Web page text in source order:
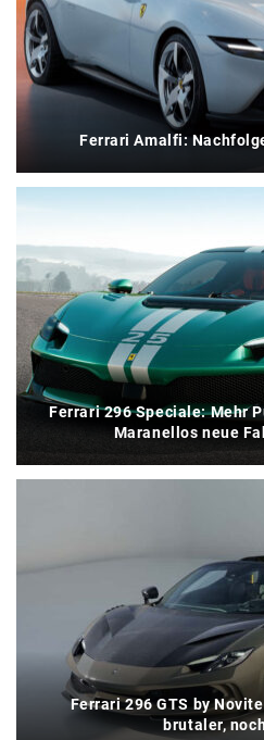
Ferrari Amalfi:
Ferrari 296 Speciale: Mehr
Maranellos neue
Ferrari 296 GTS by
brutaler,